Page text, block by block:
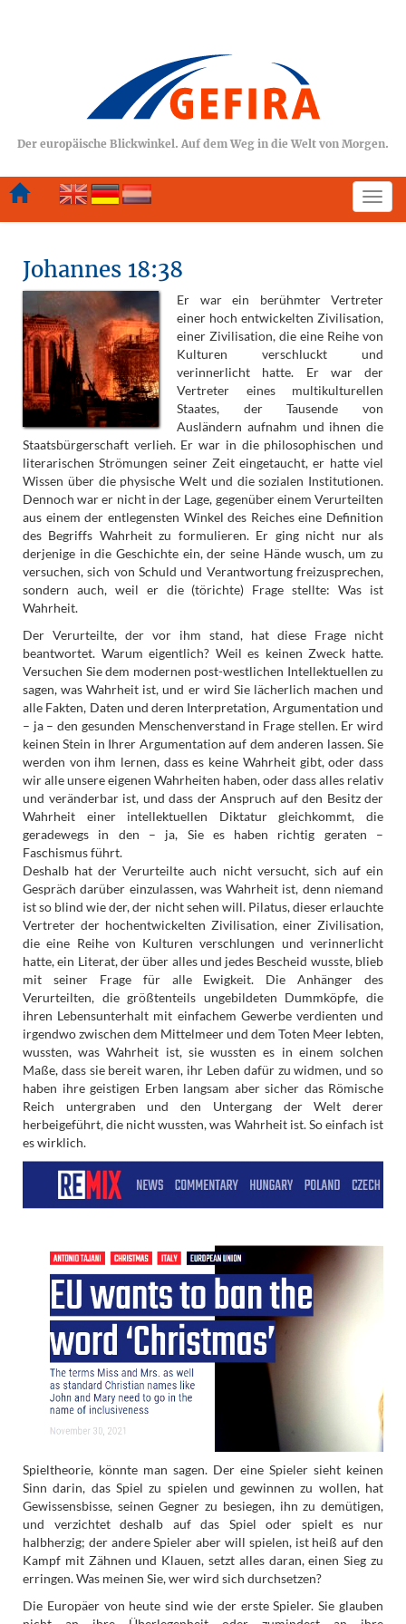
Der europäische Blickwinkel. Auf dem Weg in die Welt von Morgen.
Johannes 18:38
Er war ein berühmter Vertreter
einer hoch entwickelten Zivilisation,
einer Zivilisation, die eine Reihe von
Kulturen verschluckt und
verinnerlicht hatte. Er war der
Vertreter eines multikulturellen
Staates, der Tausende von
Ausländern aufnahm und ihnen die
Staatsbürgerschaft verlieh. Er war in die philosophischen und
literarischen Strömungen seiner Zeit eingetaucht, er hatte viel
Wissen über die physische Welt und die sozialen Institutionen.
Dennoch war er nicht in der Lage, gegenüber einem Verurteilten
aus einem der entlegensten Winkel des Reiches eine Definition
des Begriffs Wahrheit zu formulieren. Er ging nicht nur als
derjenige in die Geschichte ein, der seine Hände wusch, um zu
versuchen, sich von Schuld und Verantwortung freizusprechen,
sondern auch, weil er die (törichte) Frage stellte: Was ist
Wahrheit.
Der Verurteilte, der vor ihm stand, hat diese Frage nicht
beantwortet. Warum eigentlich? Weil es keinen Zweck hatte.
Versuchen Sie dem modernen post-westlichen Intellektuellen zu
sagen, was Wahrheit ist, und er wird Sie lächerlich machen und
alle Fakten, Daten und deren Interpretation, Argumentation und
– ja – den gesunden Menschenverstand in Frage stellen. Er wird
keinen Stein in Ihrer Argumentation auf dem anderen lassen. Sie
werden von ihm lernen, dass es keine Wahrheit gibt, oder dass
wir alle unsere eigenen Wahrheiten haben, oder dass alles relativ
und veränderbar ist, und dass der Anspruch auf den Besitz der
Wahrheit einer intellektuellen Diktatur gleichkommt, die
geradewegs in den – ja, Sie es haben richtig geraten –
Faschismus führt.
Deshalb hat der Verurteilte auch nicht versucht, sich auf ein
Gespräch darüber einzulassen, was Wahrheit ist, denn niemand
ist so blind wie der, der nicht sehen will. Pilatus, dieser erlauchte
Vertreter der hochentwickelten Zivilisation, einer Zivilisation,
die eine Reihe von Kulturen verschlungen und verinnerlicht
hatte, ein Literat, der über alles und jedes Bescheid wusste, blieb
mit seiner Frage für alle Ewigkeit. Die Anhänger des
Verurteilten, die größtenteils ungebildeten Dummköpfe, die
ihren Lebensunterhalt mit einfachem Gewerbe verdienten und
irgendwo zwischen dem Mittelmeer und dem Toten Meer lebten,
wussten, was Wahrheit ist, sie wussten es in einem solchen
Maße, dass sie bereit waren, ihr Leben dafür zu widmen, und so
haben ihre geistigen Erben langsam aber sicher das Römische
Reich untergraben und den Untergang der Welt derer
herbeigeführt, die nicht wussten, was Wahrheit ist. So einfach ist
es wirklich.
Spieltheorie, könnte man sagen. Der eine Spieler sieht keinen
Sinn darin, das Spiel zu spielen und gewinnen zu wollen, hat
Gewissensbisse, seinen Gegner zu besiegen, ihn zu demütigen,
und verzichtet deshalb auf das Spiel oder spielt es nur
halbherzig; der andere Spieler aber will spielen, ist heiß auf den
Kampf mit Zähnen und Klauen, setzt alles daran, einen Sieg zu
erringen. Was meinen Sie, wer wird sich durchsetzen?
Die Europäer von heute sind wie der erste Spieler. Sie glauben